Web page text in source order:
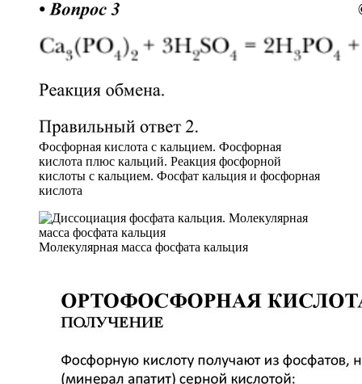
Фосфорная кислота с кальцием. Фосфорная
кислота плюс кальций. Реакция фосфорной
кислоты с кальцием. Фосфат кальция и фосфорная
кислота
Молекулярная масса фосфата кальция